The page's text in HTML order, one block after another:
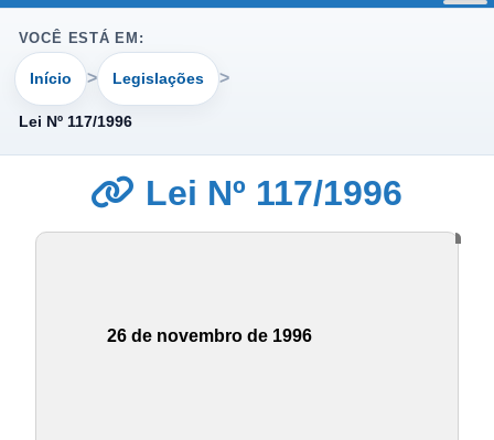
VOCÊ ESTÁ EM:
Início Legislações
Lei Nº 117/1996
Lei Nº 117/1996
26 de novembro de 1996